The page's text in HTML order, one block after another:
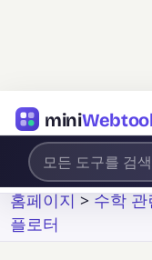
mini
홈페이지>수학
플로터